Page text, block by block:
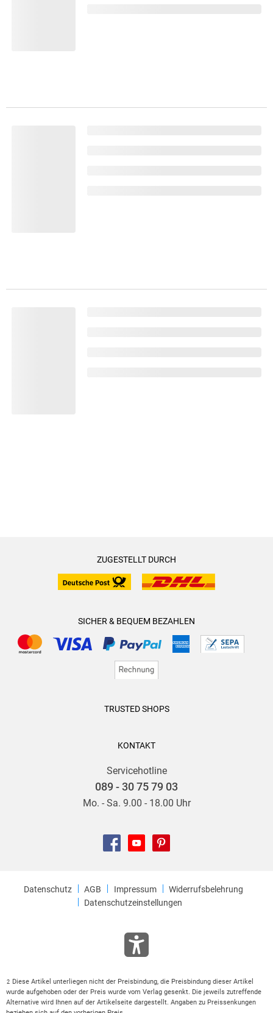
ZUGESTELLT DURCH
SICHER & BEQUEM BEZAHLEN
TRUSTED SHOPS
KONTAKT
Servicehotline
089 - 30 75 79 03
Mo. - Sa. 9.00 - 18.00 Uhr
Datenschutz AGB Impressum
Widerrufsbelehrung
Datenschutzeinstellungen
2
Diese Artikel unterliegen nicht der Preisbindung, die Preisbindung dieser Artikel
wurde aufgehoben oder der Preis wurde vom Verlag gesenkt. Die jeweils zutreffende
Alternative wird Ihnen auf der Artikelseite dargestellt. Angaben zu Preissenkungen